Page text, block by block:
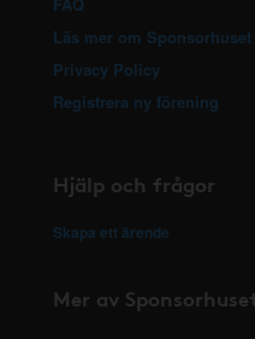
Läs mer om Sponsorhuset
Privacy Policy
Registrera ny förening
Hjälp och frågor
Skapa ett ärende
Mer av